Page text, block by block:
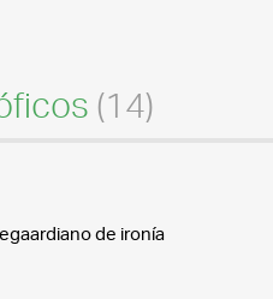
(14)
de ironía